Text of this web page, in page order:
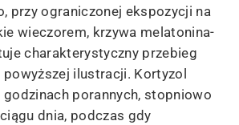
przy ograniczonej ekspozycji na
wieczorem, krzywa melatonina-
charakterystyczny przebieg
ilustracji. Kortyzol
porannych, stopniowo
dnia, podczas gdy